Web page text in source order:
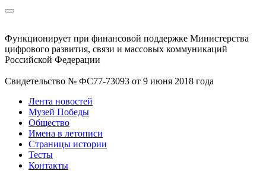
Функционирует при финансовой поддержке Министерства
цифрового развития, связи и массовых коммуникаций
Российской Федерации
Свидетельство № ФС77-73093 от 9 июня 2018 года
Лента новостей
Музей Победы
Общество
Имена в летописи
Страницы истории
Тесты
Контакты